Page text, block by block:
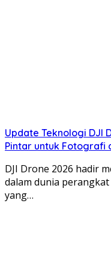
Update Teknologi DJI
Pintar untuk Fotografi
DJI Drone 2026 hadir
dalam dunia
yang…